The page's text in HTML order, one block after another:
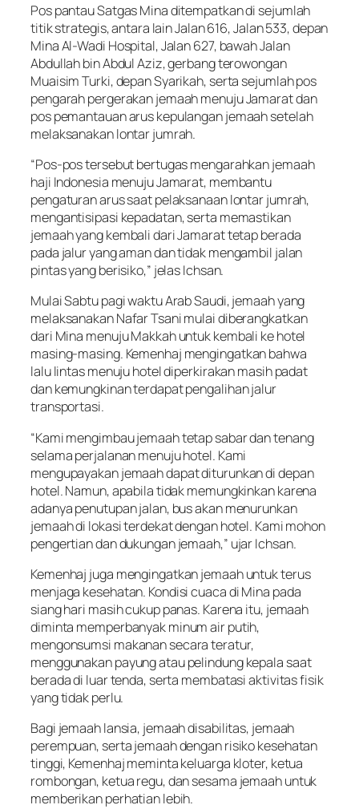
Pos pantau Satgas Mina ditempatkan di sejumlah
titik strategis, antara lain Jalan 616, Jalan 533, depan
Mina Al-Wadi Hospital, Jalan 627, bawah Jalan
Abdullah bin Abdul Aziz, gerbang terowongan
Muaisim Turki, depan Syarikah, serta sejumlah pos
pengarah pergerakan jemaah menuju Jamarat dan
pos pemantauan arus kepulangan jemaah setelah
melaksanakan lontar jumrah.
“Pos-pos tersebut bertugas mengarahkan jemaah
haji Indonesia menuju Jamarat, membantu
pengaturan arus saat pelaksanaan lontar jumrah,
mengantisipasi kepadatan, serta memastikan
jemaah yang kembali dari Jamarat tetap berada
pada jalur yang aman dan tidak mengambil jalan
pintas yang berisiko,” jelas Ichsan.
Mulai Sabtu pagi waktu Arab Saudi, jemaah yang
melaksanakan Nafar Tsani mulai diberangkatkan
dari Mina menuju Makkah untuk kembali ke hotel
masing-masing. Kemenhaj mengingatkan bahwa
lalu lintas menuju hotel diperkirakan masih padat
dan kemungkinan terdapat pengalihan jalur
transportasi.
“Kami mengimbau jemaah tetap sabar dan tenang
selama perjalanan menuju hotel. Kami
mengupayakan jemaah dapat diturunkan di depan
hotel. Namun, apabila tidak memungkinkan karena
adanya penutupan jalan, bus akan menurunkan
jemaah di lokasi terdekat dengan hotel. Kami mohon
pengertian dan dukungan jemaah,” ujar Ichsan.
Kemenhaj juga mengingatkan jemaah untuk terus
menjaga kesehatan. Kondisi cuaca di Mina pada
siang hari masih cukup panas. Karena itu, jemaah
diminta memperbanyak minum air putih,
mengonsumsi makanan secara teratur,
menggunakan payung atau pelindung kepala saat
berada di luar tenda, serta membatasi aktivitas fisik
yang tidak perlu.
Bagi jemaah lansia, jemaah disabilitas, jemaah
perempuan, serta jemaah dengan risiko kesehatan
tinggi, Kemenhaj meminta keluarga kloter, ketua
rombongan, ketua regu, dan sesama jemaah untuk
memberikan perhatian lebih.